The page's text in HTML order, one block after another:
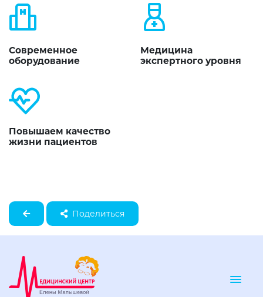
Современное
оборудование
Медицина
экспертного уровня
Повышаем качество
жизни пациентов
Поделиться